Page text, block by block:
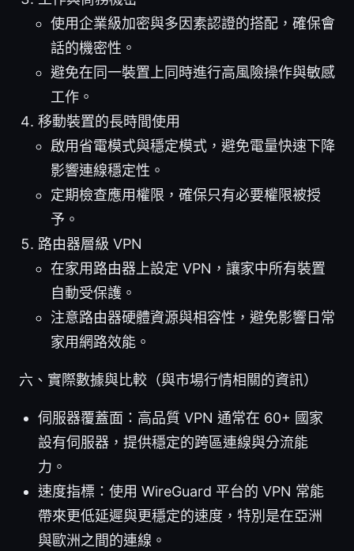
使用企業級加密與多因素認證的搭配，確保會
話的機密性。
避免在同一裝置上同時進行高風險操作與敏感
工作。
移動裝置的長時間使用
啟用省電模式與穩定模式，避免電量快速下降
影響連線穩定性。
定期檢查應用權限，確保只有必要權限被授
予。
路由器層級 VPN
在家用路由器上設定 VPN，讓家中所有裝置
自動受保護。
注意路由器硬體資源與相容性，避免影響日常
家用網路效能。
六、實際數據與比較（與市場行情相關的資訊）
伺服器覆蓋面：高品質 VPN 通常在 60+ 國家
設有伺服器，提供穩定的跨區連線與分流能
力。
速度指標：使用 WireGuard 平台的 VPN 常能
帶來更低延遲與更穩定的速度，特別是在亞洲
與歐洲之間的連線。